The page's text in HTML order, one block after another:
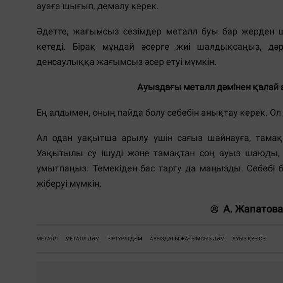
ауаға шығып, демалу керек.
Әдетте, жағымсыз сезімдер металл буы бар жерден
кетеді. Бірақ мұндай әсерге жиі шалдықсаңыз,
денсаулыққа жағымсыз әсер етуі мүмкін.
Ауыздағы металл дәмінен қалай
Ең алдымен, оның пайда болу себебін анықтау керек. Ол
Ал одан уақытша арылу үшін сағыз шайнауға,
Уақытылы су ішуді және тамақтан соң ауыз шаюды,
ұмытпаңыз. Темекіден бас тарту да маңызды.
жіберуі мүмкін.
А. Жапатова
МЕТАЛЛ МЕТАЛЛ ДӘМ БІРТҮРЛІ ДӘМ АУЫЗДАҒЫ ЖАҒЫМСЫЗ ДӘМ АУЫЗ ҚУЫСЫ